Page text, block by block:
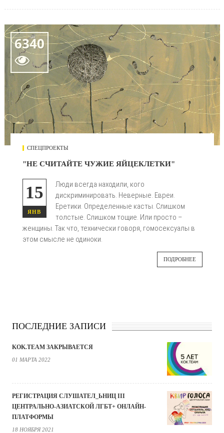
6340

СПЕЦПРОЕКТЫ
"НЕ СЧИТАЙТЕ ЧУЖИЕ ЯЙЦЕКЛЕТКИ"
15
ЯНВ
Люди всегда находили, кого
дискриминировать. Неверные. Евреи.
Еретики. Определенные касты. Слишком
толстые. Слишком тощие. Или просто –
женщины. Так что, технически говоря, гомосексуалы в
этом смысле не одиноки.
ПОДРОБНЕЕ
ПОСЛЕДНИЕ ЗАПИСИ
KOK.TEAM ЗАКРЫВАЕТСЯ
01 МАРТА 2022
РЕГИСТРАЦИЯ СЛУШАТЕЛ_ЬНИЦ III
ЦЕНТРАЛЬНО-АЗИАТСКОЙ ЛГБТ+ ОНЛАЙН-
ПЛАТФОРМЫ
18 НОЯБРЯ 2021